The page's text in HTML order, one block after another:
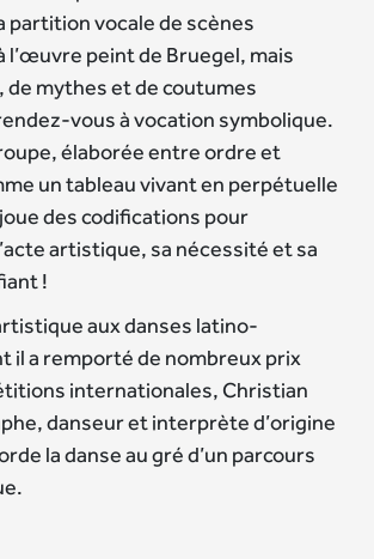
partition vocale de scènes
l’œuvre peint de Bruegel, mais
de mythes et de coutumes
vous à vocation symbolique.
élaborée entre ordre et
un tableau vivant en perpétuelle
des codifications pour
artistique, sa nécessité et sa
!
aux danses latino-
il a remporté de nombreux prix
internationales, Christian
danseur et interprète d’origine
la danse au gré d’un parcours